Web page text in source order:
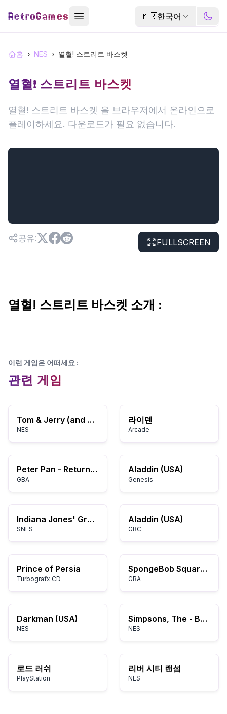
RetroGames 🇰🇷한국어
홈 › NES › 열혈! 스트리트 바스켓
열혈! 스트리트 바스켓
열혈! 스트리트 바스켓 을 브라우저에서 온라인으로
플레이하세요. 다운로드가 필요 없습니다.
공유: FULLSCREEN
열혈! 스트리트 바스켓 소개 :
이런 게임은 어떠세요 :
관련 게임
Tom & Jerry (and Tuffy) (Japan)
NES
라이덴
Arcade
Peter Pan - Return to Neverland (E)(Lightforce)
GBA
Aladdin (USA)
Genesis
Indiana Jones' Greatest Adventures (Europe)
SNES
Aladdin (USA)
GBC
Prince of Persia
Turbografx CD
SpongeBob SquarePants - Creature from the Krusty Krab (E)(Rising Sun)
GBA
Darkman (USA)
NES
Simpsons, The - Bart vs. the Space Mutants (USA)
NES
로드 러쉬
PlayStation
리버 시티 랜섬
NES